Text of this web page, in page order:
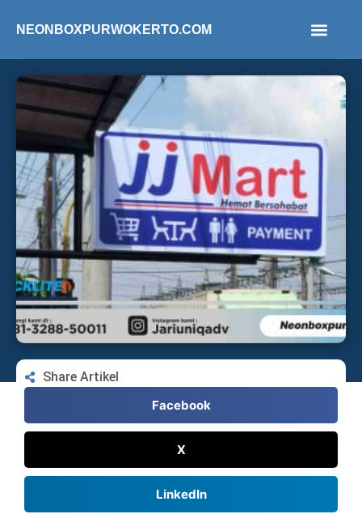
NEONBOXPURWOKERTO.COM
Share Artikel
Facebook
X
LinkedIn